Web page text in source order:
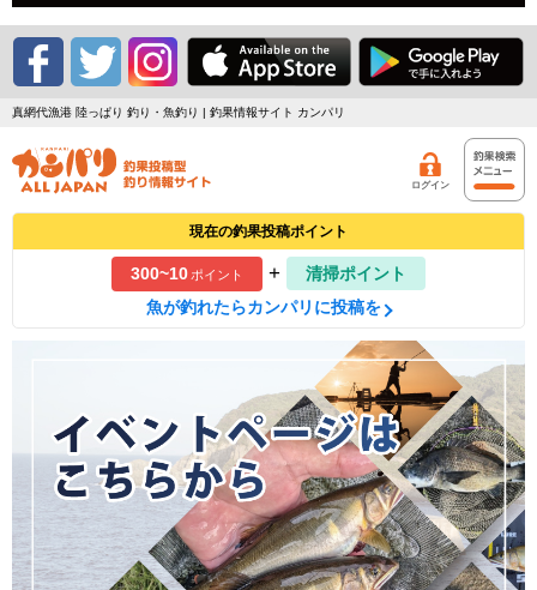
真網代漁港 陸っぱり 釣り・魚釣り | 釣果情報サイト カンパリ
ログイン
現在の釣果投稿ポイント
300~10ポイント +
清掃ポイント
魚が釣れたらカンパリに投稿を